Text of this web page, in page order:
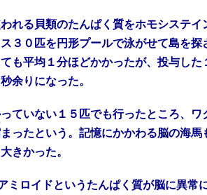
れる貝類のたんぱく質をホモシステイ
３０匹を円形プールで泳がせて島を
も平均１分ほどかかったが、投与し
余りになった。
ていない１５匹でも行ったところ、ワ
ったという。記憶にかかわる脳の海馬
きかった。
ロイドというたんぱく質が脳に異常